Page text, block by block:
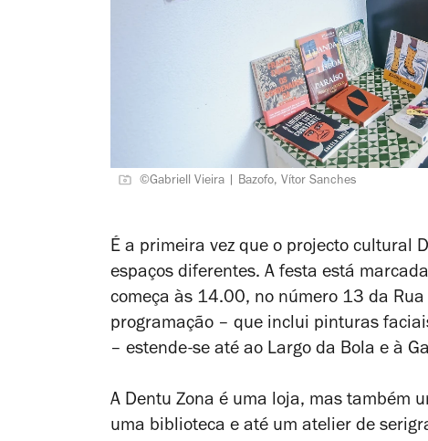
©Gabriell Vieira | Bazofo, Vítor Sanches
É a primeira vez que o projecto cultural
espaços diferentes. A festa está
começa às 14.00, no número 13 da
programação – que inclui pinturas
– estende-se até ao Largo da Bola e à
A Dentu Zona é uma loja, mas também
uma biblioteca e até um atelier de